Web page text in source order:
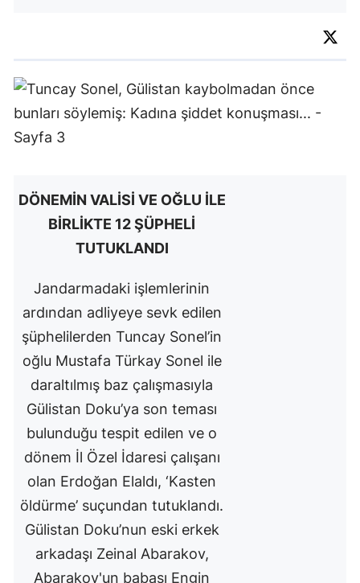
DÖNEMİN VALİSİ VE OĞLU İLE
BİRLİKTE 12 ŞÜPHELİ
TUTUKLANDI
Jandarmadaki işlemlerinin
ardından adliyeye sevk edilen
şüphelilerden Tuncay Sonel’in
oğlu Mustafa Türkay Sonel ile
daraltılmış baz çalışmasıyla
Gülistan Doku’ya son teması
bulunduğu tespit edilen ve o
dönem İl Özel İdaresi çalışanı
olan Erdoğan Elaldı, ‘Kasten
öldürme’ suçundan tutuklandı.
Gülistan Doku’nun eski erkek
arkadaşı Zeinal Abarakov,
Abarakov'un babası Engin